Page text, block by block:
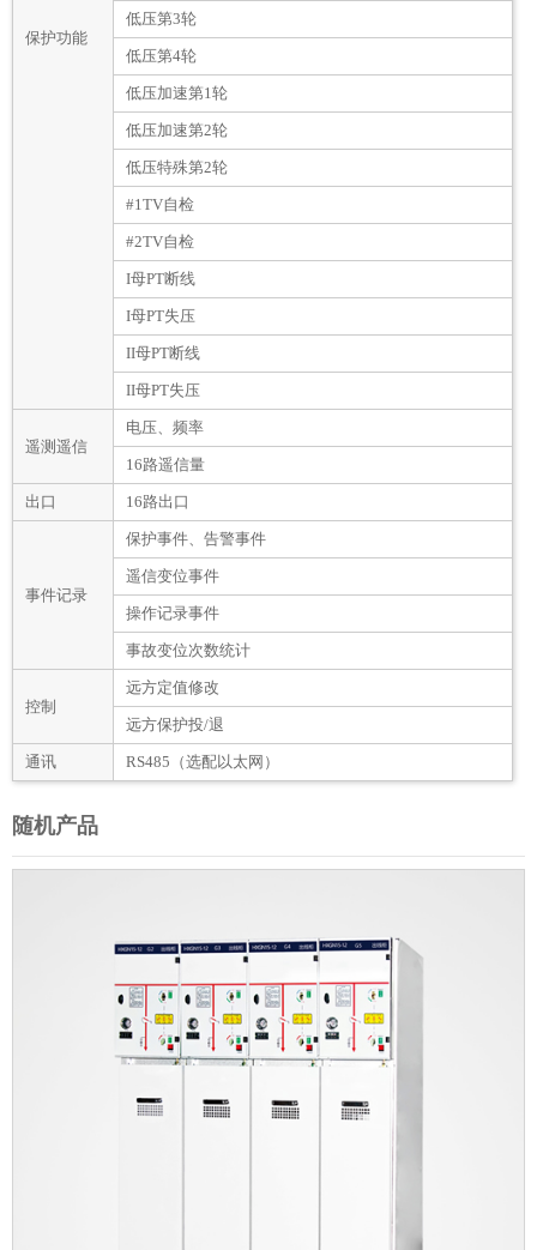
保护功能
低压第3轮
低压第4轮
低压加速第1轮
低压加速第2轮
低压特殊第2轮
#1TV自检
#2TV自检
I母PT断线
I母PT失压
II母PT断线
II母PT失压
遥测遥信
电压、频率
16路遥信量
出口 16路出口
事件记录
保护事件、告警事件
遥信变位事件
操作记录事件
事故变位次数统计
控制
远方定值修改
远方保护投/退
通讯 RS485（选配以太网）
随机产品